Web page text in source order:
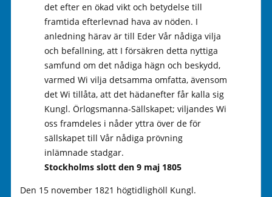
det efter en ökad vikt och betydelse till
framtida efterlevnad hava av nöden. I
anledning härav är till Eder Vår nådiga vilja
och befallning, att I försäkren detta nyttiga
samfund om det nådiga hägn och beskydd,
varmed Wi vilja detsamma omfatta, ävensom
det Wi tillåta, att det hädanefter får kalla sig
Kungl. Örlogsmanna-Sällskapet; viljandes Wi
oss framdeles i nåder yttra över de för
sällskapet till Vår nådiga prövning
inlämnade stadgar.
Stockholms slott den 9 maj 1805
Den 15 november 1821 högtidlighöll Kungl.